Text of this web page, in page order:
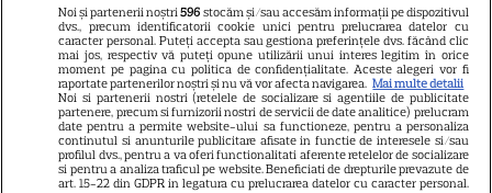
6
sezonul 4, „Sterling Point” și
noi filme de neratat
DISNEY PLUS
Premiere Disney+ august
2026: „Camp Rock 3”,
Noi și partenerii noștri596 stocăm și/sau accesăm informații pe dispozitivul
dvs., precum identificatorii cookie unici pentru prelucrarea datelor cu
caracter personal. Puteți accepta sau gestiona preferințele dvs. făcând clic
mai jos, respectiv vă puteți opune utilizării unui interes legitim în orice
moment pe pagina cu politica de confidențialitate. Aceste alegeri vor fi
raportate partenerilor noștri și nu vă vor afecta navigarea. Mai multe detalii
Noi si partenerii nostri (retelele de socializare si agentiile de publicitate
partenere, precum si furnizorii nostri de servicii de date analitice) prelucram
date pentru a permite website-ului sa functioneze, pentru a personaliza
continutul si anunturile publicitare afisate in functie de interesele si/sau
profilul dvs., pentru a va oferi functionalitati aferente retelelor de socializare
si pentru a analiza traficul pe website. Beneficiati de drepturile prevazute de
art. 15-22 din GDPR in legatura cu prelucrarea datelor cu caracter personal.